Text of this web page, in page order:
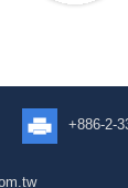
+886-2-